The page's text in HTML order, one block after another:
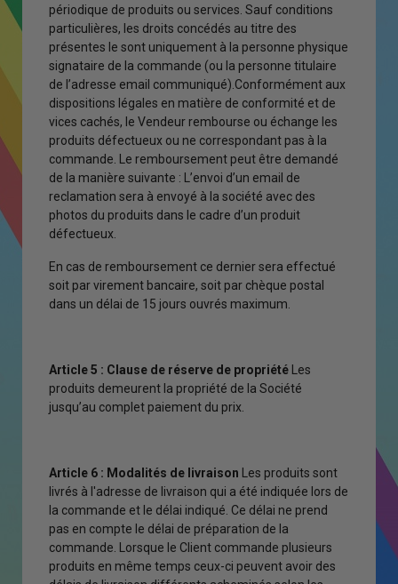
périodique de produits ou services. Sauf conditions
particulières, les droits concédés au titre des
présentes le sont uniquement à la personne physique
signataire de la commande (ou la personne titulaire
de l’adresse email communiqué).Conformément aux
dispositions légales en matière de conformité et de
vices cachés, le Vendeur rembourse ou échange les
produits défectueux ou ne correspondant pas à la
commande. Le remboursement peut être demandé
de la manière suivante : L’envoi d’un email de
reclamation sera à envoyé à la société avec des
photos du produits dans le cadre d’un produit
défectueux.
En cas de remboursement ce dernier sera effectué
soit par virement bancaire, soit par chèque postal
dans un délai de 15 jours ouvrés maximum.
Article 5 : Clause de réserve de propriété Les
produits demeurent la propriété de la Société
jusqu’au complet paiement du prix.
Article 6 : Modalités de livraison Les produits sont
livrés à l'adresse de livraison qui a été indiquée lors de
la commande et le délai indiqué. Ce délai ne prend
pas en compte le délai de préparation de la
commande. Lorsque le Client commande plusieurs
produits en même temps ceux-ci peuvent avoir des